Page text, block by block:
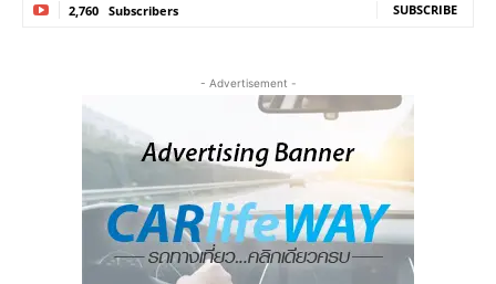
2,760 Subscribers SUBSCRIBE
- Advertisement -